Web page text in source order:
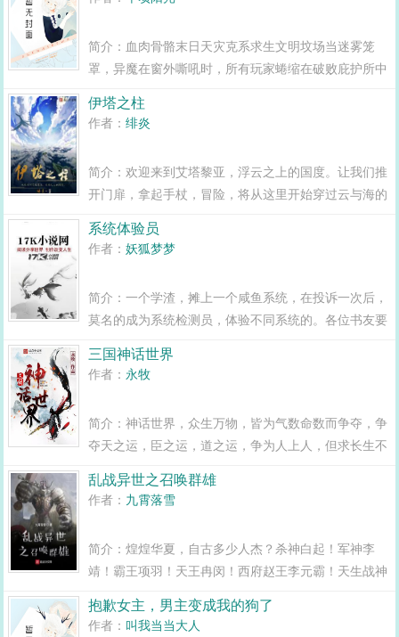
简介：血肉骨骼末日天灾克系求生文明坟场当迷雾笼
罩，异魔在窗外嘶吼时，所有玩家蜷缩在破败庇护所中
上，目睹血肉星球被更为可怕的存在啃食的恐怖盛…...
伊塔之柱
作者：绯炎
简介：欢迎来到艾塔黎亚，浮云之上的国度。让我们推
开门扉，拿起手杖，冒险，将从这里开始穿过云与海的
载欢笑，罗戴尔的矮屋之下，轻歌悠扬。穿过埃贡恩
系统体验员
作者：妖狐梦梦
简介：一个学渣，摊上一个咸鱼系统，在投诉一次后，
莫名的成为系统检测员，体验不同系统的。各位书友要
微博里的朋友推荐哦！...
三国神话世界
作者： 永牧
简介：神话世界，众生万物，皆为气数命数而争夺，争
夺天之运，臣之运，道之运，争为人上人，但求长生不
追求的是利益！对于重新来过的林牧来说，神话世界仍
乱战异世之召唤群雄
作者： 九霄落雪
简介：煌煌华夏，自古多少人杰？杀神白起！军神李
靖！霸王项羽！天王冉闵！西府赵王李元霸！天生战神
抱歉女主，男主变成我的狗了
作者： 叫我当当大人